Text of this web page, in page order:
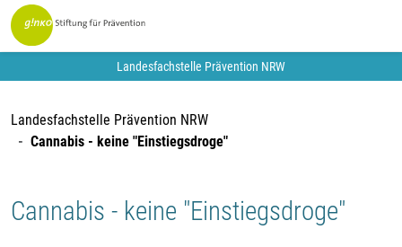
Landesfachstelle Prävention NRW
Landesfachstelle Prävention NRW
Cannabis - keine "Einstiegsdroge"
Cannabis - keine "Einstiegsdroge"